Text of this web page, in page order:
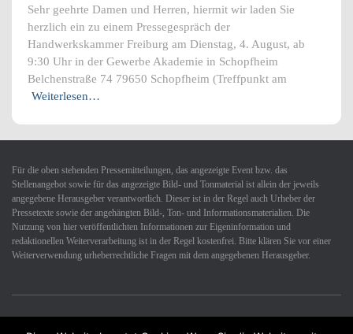
Sehr geehrte Damen und Herren, hiermit wir laden Sie
herzlich ein zu einem Pressegespräch der
Handwerkskammer Freiburg am Dienstag, 4. August, ab
9:30 Uhr in der Gewerbe Akademie in Schopfheim
Belchenstraße 74 79650 Schopfheim (Treffpunkt am
Weiterlesen…
Für die oben stehenden Pressemitteilungen, das angezeigte Event bzw. das
Stellenangebot sowie für das angezeigte Bild- und Tonmaterial ist allein der jeweils
angegebene Herausgeber verantwortlich. Dieser ist in der Regel auch Urheber der
Pressetexte sowie der angehängten Bild-, Ton- und Informationsmaterialien. Die
Nutzung von hier veröffentlichten Informationen zur Eigeninformation und
redaktionellen Weiterverarbeitung ist in der Regel kostenfrei. Bitte klären Sie vor einer
Weiterverwendung urheberrechtliche Fragen mit dem angegebenen Herausgeber.